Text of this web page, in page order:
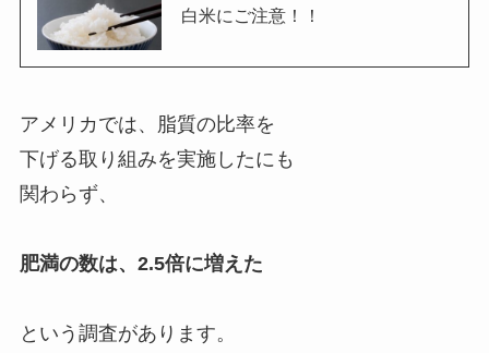
白米にご注意！！
アメリカでは、脂質の比率を
下げる取り組みを実施したにも
関わらず、
肥満の数は、2.5倍に増えた
という調査があります。